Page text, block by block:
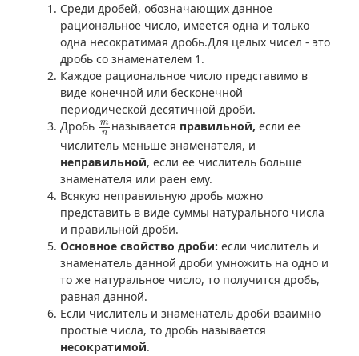
Среди дробей, обозначающих данное
рациональное число, имеется одна и только
одна несократимая дробь.Для целых чисел - это
дробь со знаменателем 1.
Каждое рациональное число представимо в
виде конечной или бесконечной
периодической десятичной дроби.
Дробь m
n
m n
называется правильной, если ее
числитель меньше знаменателя, и
неправильной, если ее числитель больше
знаменателя или раен ему.
Всякую неправильную дробь можно
представить в виде суммы натурального числа
и правильной дроби.
Основное свойство дроби: если числитель и
знаменатель данной дроби умножить на одно и
то же натуральное число, то получится дробь,
равная данной.
Если числитель и знаменатель дроби взаимно
простые числа, то дробь называется
несократимой.